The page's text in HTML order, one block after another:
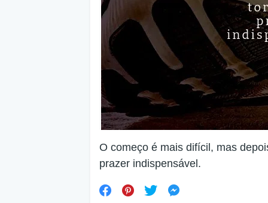
O começo é mais difícil, mas
prazer indispensável.